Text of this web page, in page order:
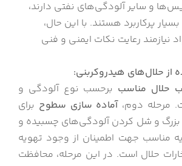
و سایر آلودگی‌های نفتی دارند،
پرکاربرد هستند. با این حال،
نیازمند رعایت نکات ایمنی و فنی
از حلال‌های هیدروکربنی:
حلال مناسب برحسب نوع آلودگی و
دوم، آماده سازی سطوح برای
و شل کردن آلودگی‌های چسبیده و
مناسب جهت اطمینان از وجود تهویه
حلال است. در این مرحله، محافظت